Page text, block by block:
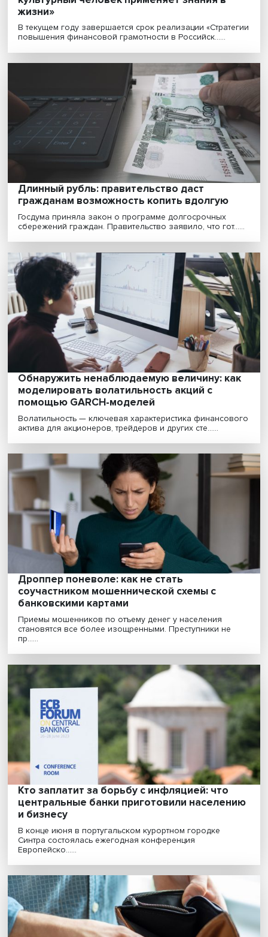
Цифровая валюта: залог финансовой
стабильности в эпоху турбулентности
Цифровой рубль нужен для поддержания
финансовой системы страны и как ответ на новые ......
«Финансово грамотный человек знает
проценты и кредиты, а финансово
культурный человек применяет знания в
жизни»
В текущем году завершается срок реализации
повышения финансовой грамотности в Российск......
Длинный рубль: правительство даст
гражданам возможность копить вдолгую
Госдума приняла закон о программе долгосрочных
сбережений граждан. Правительство заявило, что
Обнаружить ненаблюдаемую величину:
моделировать волатильность акций с
помощью GARCH-моделей
Волатильность — ключевая характеристика
актива для акционеров, трейдеров и других сте......